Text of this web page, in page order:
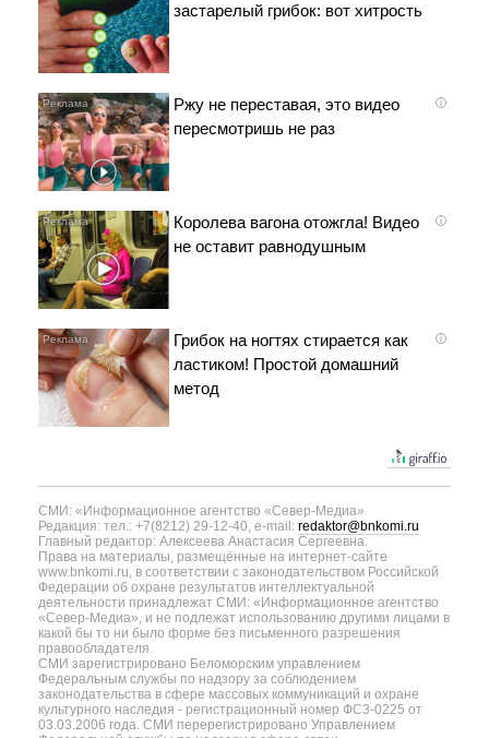
застарелый грибок: вот хитрость
i
Ржу не переставая, это видео
пересмотришь не раз
i
Королева вагона отожгла! Видео
не оставит равнодушным
i
Грибок на ногтях стирается как
ластиком! Простой домашний
метод
СМИ: «Информационное агентство «Север-Медиа»
Редакция: тел.: +7(8212) 29-12-40, e-mail: redaktor@bnkomi.ru
Главный редактор: Алексеева Анастасия Сергеевна.
Права на материалы, размещённые на интернет-сайте
www.bnkomi.ru, в соответствии с законодательством Российской
Федерации об охране результатов интеллектуальной
деятельности принадлежат СМИ: «Информационное агентство
«Север-Медиа», и не подлежат использованию другими лицами в
какой бы то ни было форме без письменного разрешения
правообладателя.
СМИ зарегистрировано Беломорским управлением
Федеральным службы по надзору за соблюдением
законодательства в сфере массовых коммуникаций и охране
культурного наследия - регистрационный номер ФС3-0225 от
03.03.2006 года. СМИ перерегистрировано Управлением